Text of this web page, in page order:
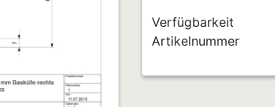
Verfügbarkeit
Artikelnummer